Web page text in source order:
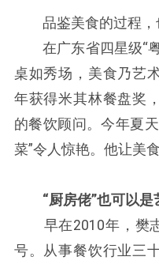
品鉴美食的过程，
在广东省四星级“粤
桌如秀场，美食乃艺
年获得米其林餐盘奖
的餐饮顾问。今年夏
菜”令人惊艳。他让美
“厨房佬”也可以是
早在2010年，樊志
号。从事餐饮行业三